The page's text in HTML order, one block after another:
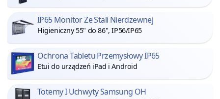
IP65 Monitor Ze Stali Nierdzewnej
Higieniczny 55" do 86", IP56/IP65
Ochrona Tabletu Przemysłowy IP65
Etui do urządzeń iPad i Android
Totemy I Uchwyty Samsung OH